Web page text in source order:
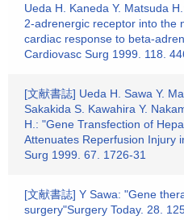
Ueda H. Kaneda Y. Matsuda
2-adrenergic receptor into the
cardiac response to beta-
Cardiovasc Surg 1999. 118.
[文献書誌] Ueda H. Sawa Y.
Sakakida S. Kawahira Y.
H.: "Gene Transfection of
Attenuates Reperfusion Injury
Surg 1999. 67. 1726-31
[文献書誌] Y Sawa: "Gene
surgery"Surgery Today. 28.